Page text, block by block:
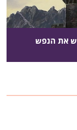
את הנפש